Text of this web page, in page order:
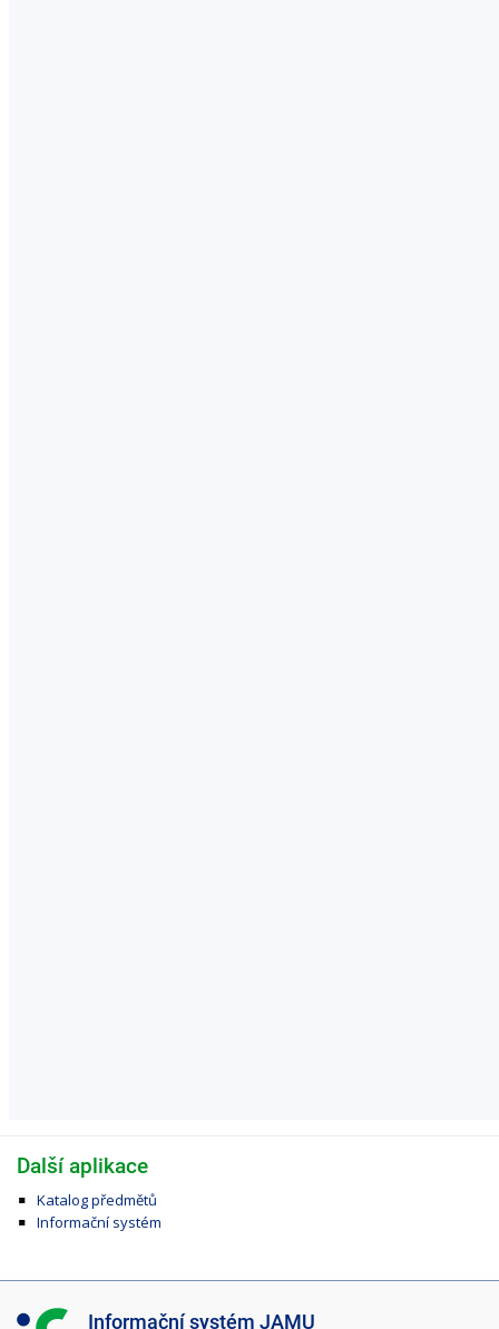
Další aplikace
Katalog předmětů
Informační systém
I Informační systém JAMU